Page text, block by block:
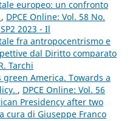
europeo: un confronto
, DPCE Online: Vol. 58 No.
2023 - Il
fra antropocentrismo e
dal Diritto comparato
Tarchi
green America. Towards a
, DPCE Online: Vol. 56
Presidency after two
cura di Giuseppe Franco